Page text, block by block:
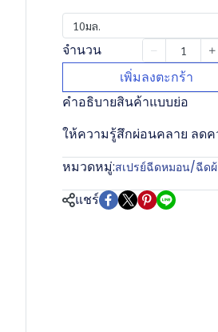
10มล.
จำนวน
เพิ่มลงตะกร้า
คำอธิบายสินค้าแบบย่อ
ให้ความรู้สึกผ่อนคลาย ลด
หมวดหมู่:สเปรย์ฉีดหมอน/ฉีด
แชร์